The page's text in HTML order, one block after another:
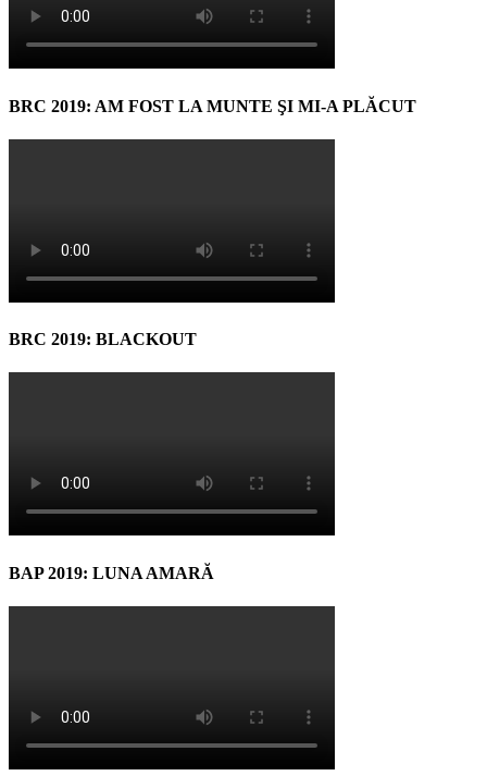
BRC 2019: AM FOST LA MUNTE ŞI MI-A PLĂCUT
BRC 2019: BLACKOUT
BAP 2019: LUNA AMARĂ